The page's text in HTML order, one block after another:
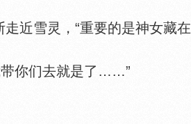
近雪灵，“重要的是神女藏在
你们去就是了……”